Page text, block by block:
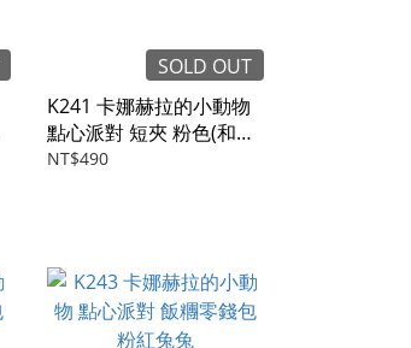
SOLD OUT
K241 卡娜赫拉的小動物
點心派對 短夾 粉色(和菓
子)
NT$490